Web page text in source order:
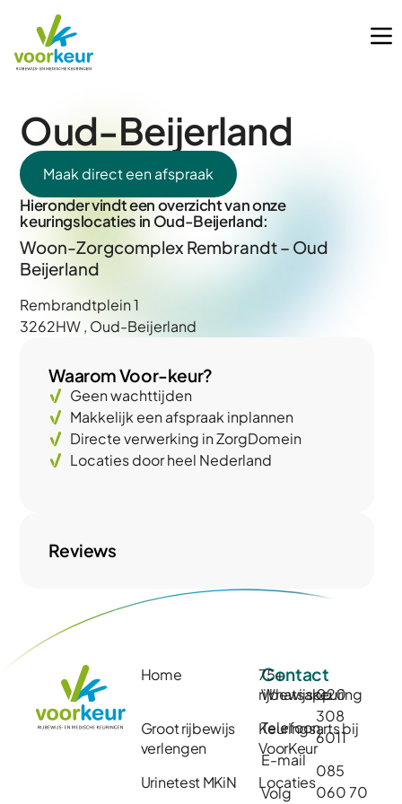
Oud-Beijerland
Maak direct een afspraak
Hieronder vindt een overzicht van onze
keuringslocaties in Oud-Beijerland:
Woon-Zorgcomplex Rembrandt – Oud
Beijerland
Rembrandtplein 1
3262HW , Oud-Beijerland
Waarom Voor-keur?
Geen wachttijden
Makkelijk een afspraak inplannen
Directe verwerking in ZorgDomein
Locaties door heel Nederland
Reviews
Home
75+
rijbewijskeuring
Groot rijbewijs
verlengen
Keuringsarts bij
VoorKeur
Urinetest MKiN
Locaties
Contact
Whatsapp
Telefoon
E-mail
Volg
020
308
6011
085
060 70